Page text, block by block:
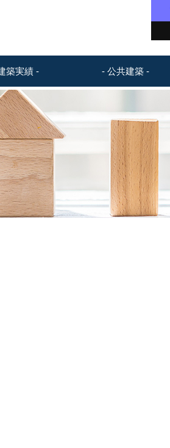
築実績 - - 公共建築 -